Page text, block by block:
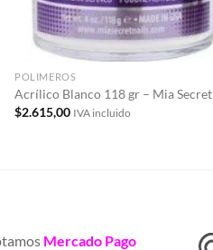
POLIMEROS
Acrílico Blanco 118 gr – Mia Secret
$2.615,00 IVA incluido
Mercado Pago